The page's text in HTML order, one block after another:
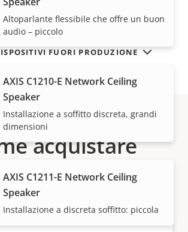
Altoparlante flessibile che offre un buon
audio – piccolo
AXIS C1210-E Network Ceiling
Speaker
Installazione a soffitto discreta, grandi
dimensioni
AXIS C1211-E Network Ceiling
Speaker
Installazione a discreta soffitto: piccola
FUORI PRODUZIONE
acquistare
e i singoli prodotti vengono venduti
esperti dei nostri partner di fiducia.